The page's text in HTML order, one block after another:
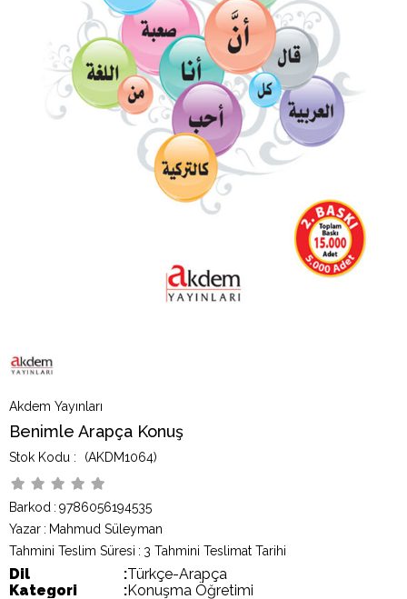
Akdem Yayınları
Benimle Arapça Konuş
(AKDM1064)
Barkod : 9786056194535
Yazar : Mahmud Süleyman
Tahmini Teslim Süresi : 3 Tahmini Teslimat Tarihi
Dil :Türkçe-Arapça
Kategori
:Konuşma Öğretimi